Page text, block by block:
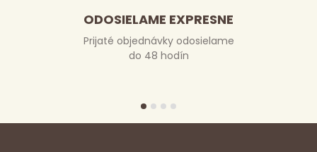
ODOSIELAME EXPRESNE
Prijaté objednávky odosielame
do 48 hodín